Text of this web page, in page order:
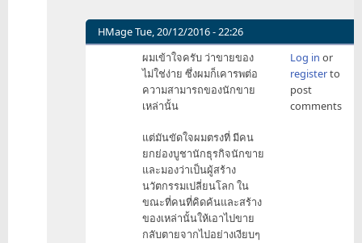
HMageTue, 20/12/2016 - 22:26
In
ผมเข้าใจครับ ว่าขายของ
ไม่ใช่ง่าย ซึ่งผมก็เคารพต่อ
ความสามารถของนักขาย
เหล่านั้น
แต่มันขัดใจผมตรงที่ มีคน
ยกย่อง​บูชานักธุรกิจนักขาย
และมองว่าเป็นผู้สร้าง
นวัตกรรมเปลี่ยนโลก ใน
ขณะที่คนที่คิดค้นและสร้าง
ของเหล่านั้นให้เอาไปขาย
กลับตายจากไปอย่างเงียบๆ
Log in or
registerto
post
comments